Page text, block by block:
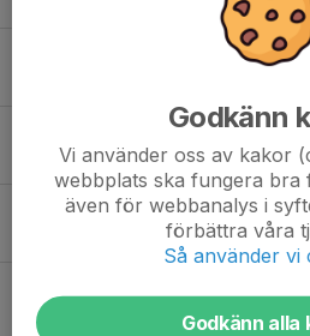
Matcher på lördag 23/8
Dags att dra igång igen!
28 jul 2025 0
Inställd träning idag,
19 jun 2025 0
2
Godkänn
Vi använder oss av kakor
webbplats ska fungera bra
även för webbanalys i
förbättra våra
Så använder vi
Godkänn alla